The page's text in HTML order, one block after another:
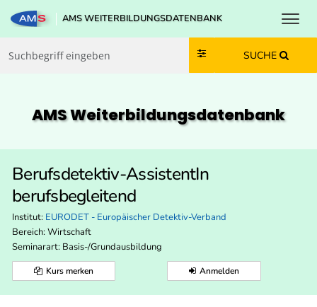
Zum Inhalt springen
Zum Navmenü springen
Zur Suche springen
Zur Footer springen
AMS WEITERBILDUNGSDATENBANK
SUCHE
AMS Weiterbildungs­datenbank
Berufsdetektiv-AssistentIn
berufsbegleitend
Institut: EURODET - Europäischer Detektiv-Verband
Bereich: Wirtschaft
Seminarart: Basis-/Grundausbildung
Kurs merken Anmelden